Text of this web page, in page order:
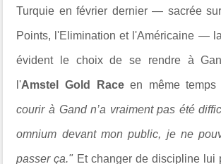
Turquie en février dernier — sacrée
Points, l'Elimination et l'Américaine —
évident le choix de se rendre à
l'Amstel Gold Raceen même temps
courir à Gand n’a vraiment pas été
omnium devant mon public, je ne
passer ça." Et changer de discipline lui